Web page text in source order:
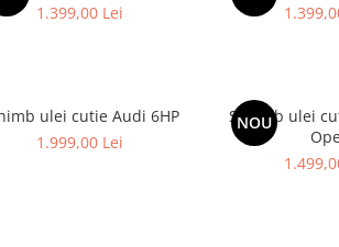
1.399,00 Lei
ulei cutie Audi 6HP
1.999,00 Lei
NOU
Schimb ulei